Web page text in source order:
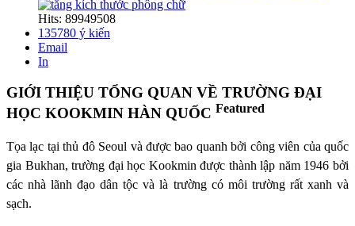
Hits: 89949508
135780 ý kiến
Email
In
GIỚI THIỆU TỔNG QUAN VỀ TRƯỜNG ĐẠI
HỌC KOOKMIN HÀN QUỐC Featured
Tọa lạc tại thủ đô Seoul và được bao quanh bởi công viên của quốc
gia Bukhan, trường đại học Kookmin được thành lập năm 1946 bởi
các nhà lãnh đạo dân tộc và là trường có môi trường rất xanh và
sạch.